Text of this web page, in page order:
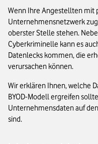
Wenn Ihre Angestellten mit
Unternehmensnetzwerk
oberster Stelle stehen.
Cyberkriminelle kann es
Datenlecks kommen, die
verursachen können.
Wir erklären Ihnen, welche
BYOD-Modell ergreifen
Unternehmensdaten auf
sind.